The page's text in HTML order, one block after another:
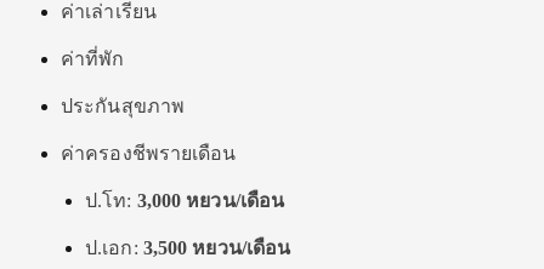
ค่าเล่าเรียน
ค่าที่พัก
ประกันสุขภาพ
ค่าครองชีพรายเดือน
ป.โท: 3,000 หยวน/เดือน
ป.เอก: 3,500 หยวน/เดือน